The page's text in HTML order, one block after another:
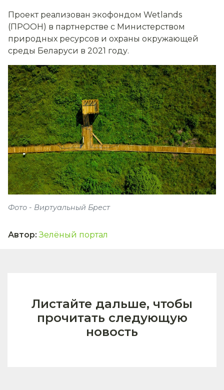
Проект реализован экофондом Wetlands
(ПРООН) в партнерстве с Министерством
природных ресурсов и охраны окружающей
среды Беларуси в 2021 году.
Фото - Виртуальный Брест
Автор: Зелёный портал
Листайте дальше, чтобы
прочитать следующую
новость